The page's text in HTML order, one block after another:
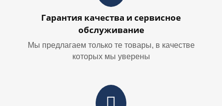
Гарантия качества и сервисное
обслуживание
Мы предлагаем только те товары, в качестве
которых мы уверены